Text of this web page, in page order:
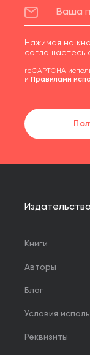
Нажимая на
соглашаетесь
reCAPTCHA
и Правилами
Издательство
Книги
Авторы
Блог
Условия
Реквизиты